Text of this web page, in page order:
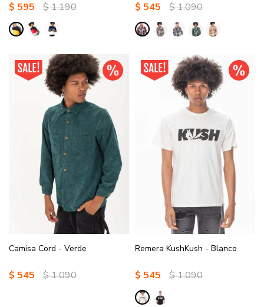
$ 595 $1.190 $ 545 $1.090
Camisa Cord - Verde
$ 545 $1.090
Remera KushKush - Blanco
$ 545 $1.090